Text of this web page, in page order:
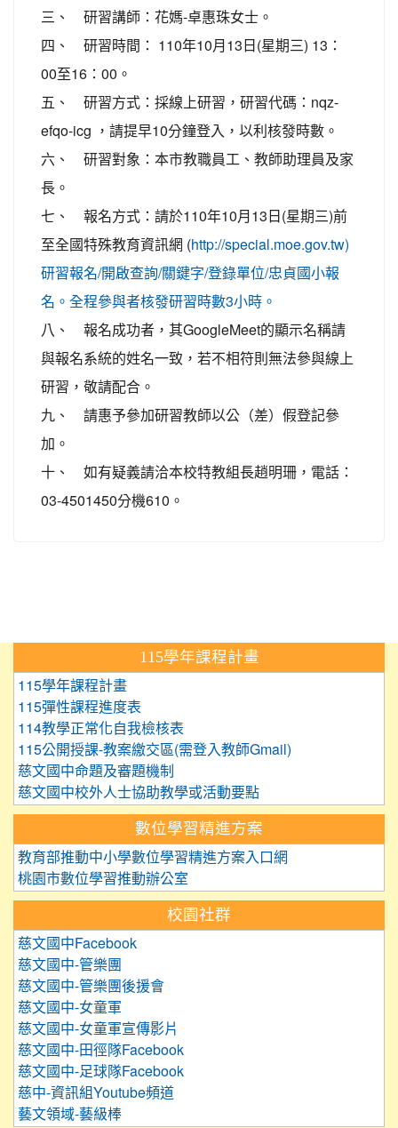
三、 研習講師：花媽-卓惠珠女士。
四、 研習時間： 110年10月13日(星期三) 13：
00至16：00。
五、 研習方式：採線上研習，研習代碼：nqz-
efqo-icg ，請提早10分鐘登入，以利核發時數。
六、 研習對象：本市教職員工、教師助理員及家
長。
七、 報名方式：請於110年10月13日(星期三)前
至全國特殊教育資訊網 (http://special.moe.gov.tw)
研習報名/開啟查詢/關鍵字/登錄單位/忠貞國小報
名。全程參與者核發研習時數3小時。
八、 報名成功者，其GoogleMeet的顯示名稱請
與報名系統的姓名一致，若不相符則無法參與線上
研習，敬請配合。
九、 請惠予參加研習教師以公（差）假登記參
加。
十、 如有疑義請洽本校特教組長趙明珊，電話：
03-4501450分機610。
115學年課程計畫
115學年課程計畫
115彈性課程進度表
114教學正常化自我檢核表
115公開授課-教案繳交區(需登入教師Gmail)
慈文國中命題及審題機制
慈文國中校外人士協助教學或活動要點
數位學習精進方案
教育部推動中小學數位學習精進方案入口網
桃園市數位學習推動辦公室
校園社群
慈文國中Facebook
慈文國中-管樂團
慈文國中-管樂團後援會
慈文國中-女童軍
慈文國中-女童軍宣傳影片
慈文國中-田徑隊Facebook
慈文國中-足球隊Facebook
慈中-資訊組Youtube頻道
藝文領域-藝級棒